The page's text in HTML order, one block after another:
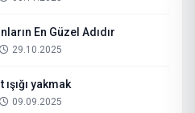
En Güzel Adıdır
29.10.2025
ışığı yakmak
09.09.2025